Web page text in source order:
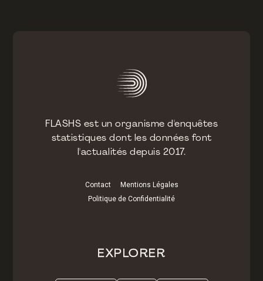
FLASHS est un organisme d'enquêtes
statistiques dont les données font
l'actualités depuis 2017.
Contact
Mentions Légales
Politique de Confidentialité
EXPLORER